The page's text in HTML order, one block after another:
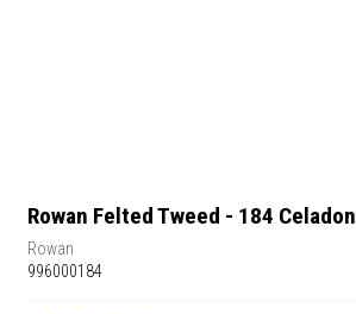
Rowan Felted Tweed - 184 Celadon
Rowan
996000184